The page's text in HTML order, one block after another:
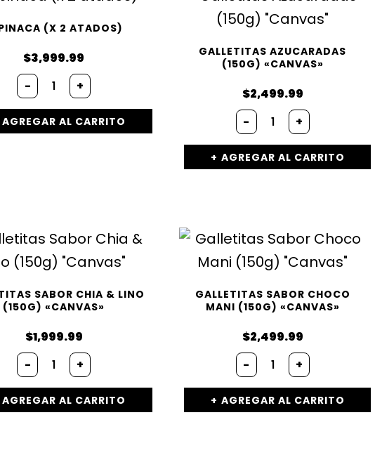
(X 2 ATADOS)
$3,999.99
-
+
AGREGAR AL CARRITO
GALLETITAS AZUCARADAS
(150G) «CANVAS»
$2,499.99
-
+
AGREGAR AL CARRITO
SABOR CHIA & LINO
(150G) «CANVAS»
$1,999.99
-
+
AGREGAR AL CARRITO
GALLETITAS SABOR CHOCO
MANI (150G) «CANVAS»
$2,499.99
-
+
AGREGAR AL CARRITO